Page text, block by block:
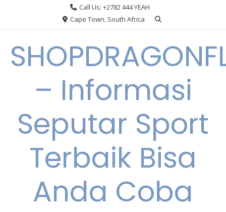
Call Us: +2782 444 YEAH
Cape Town, South Africa
– Informasi
Seputar Sport
Terbaik Bisa
Anda Coba